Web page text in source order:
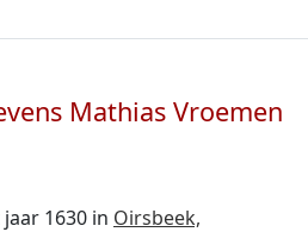
Mathias Vroemen
1630 in Oirsbeek,